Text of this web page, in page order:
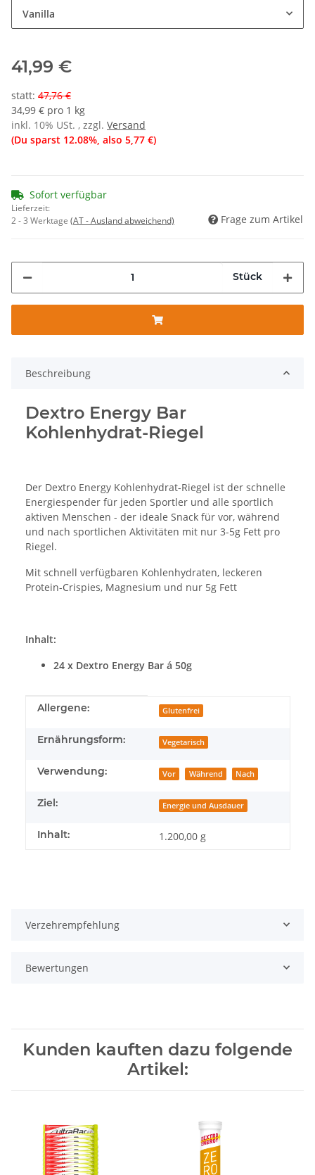
Vanilla
41,99 €
statt: 47,76 €
34,99 € pro 1 kg
inkl. 10% USt. , zzgl. Versand
(Du sparst 12.08%, also 5,77 €)
Sofort verfügbar
Lieferzeit:
2 - 3 Werktage (AT - Ausland abweichend) Frage zum Artikel
Stück
Beschreibung
Dextro Energy Bar
Kohlenhydrat-Riegel
Der Dextro Energy Kohlenhydrat-Riegel ist der schnelle
Energiespender für jeden Sportler und alle sportlich
aktiven Menschen - der ideale Snack für vor, während
und nach sportlichen Aktivitäten mit nur 3-5g Fett pro
Riegel.
Mit schnell verfügbaren Kohlenhydraten, leckeren
Protein-Crispies, Magnesium und nur 5g Fett
Inhalt:
24 x Dextro Energy Bar á 50g
Produkteigenschaft
Wert
Allergene: Glutenfrei
Ernährungsform: Vegetarisch
Verwendung: Vor Während Nach
Ziel: Energie und Ausdauer
Inhalt: 1.200,00 g
Verzehrempfehlung
Bewertungen
Kunden kauften dazu folgende
Artikel: